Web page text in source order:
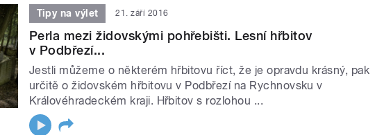
Tipy na výlet 21. září 2016
Perla mezi židovskými pohřebišti. Lesní hřbitov
v Podbřezí...
Jestli můžeme o některém hřbitovu říct, že je opravdu krásný, pak
určitě o židovském hřbitovu v Podbřezí na Rychnovsku v
Královéhradeckém kraji. Hřbitov s rozlohou ...